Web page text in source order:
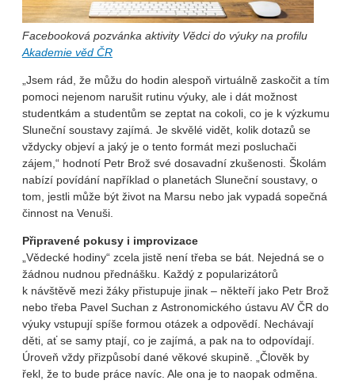
Facebooková pozvánka aktivity Vědci do výuky na profilu
Akademie věd ČR
„Jsem rád, že můžu do hodin alespoň virtuálně zaskočit a tím
pomoci nejenom narušit rutinu výuky, ale i dát možnost
studentkám a studentům se zeptat na cokoli, co je k výzkumu
Sluneční soustavy zajímá. Je skvělé vidět, kolik dotazů se
vždycky objeví a jaký je o tento formát mezi posluchači
zájem,“ hodnotí Petr Brož své dosavadní zkušenosti. Školám
nabízí povídání například o planetách Sluneční soustavy, o
tom, jestli může být život na Marsu nebo jak vypadá sopečná
činnost na Venuši.
Připravené pokusy i improvizace
„Vědecké hodiny“ zcela jistě není třeba se bát. Nejedná se o
žádnou nudnou přednášku. Každý z popularizátorů
k návštěvě mezi žáky přistupuje jinak – někteří jako Petr Brož
nebo třeba Pavel Suchan z Astronomického ústavu AV ČR do
výuky vstupují spíše formou otázek a odpovědí. Nechávají
děti, ať se samy ptají, co je zajímá, a pak na to odpovídají.
Úroveň vždy přizpůsobí dané věkové skupině. „Člověk by
řekl, že to bude práce navíc. Ale ona je to naopak odměna.